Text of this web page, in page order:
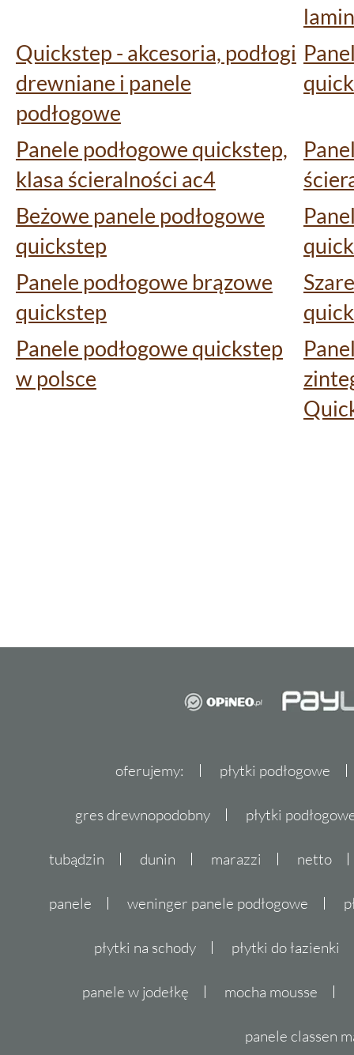
Quickstep - akcesoria, podłogi
drewniane i panele
podłogowe
Panele podłogowe quickstep,
klasa ścieralności ac4
Beżowe panele podłogowe
quickstep
Panele podłogowe brązowe
quickstep
Panele podłogowe quickstep
w polsce
oferujemy: płytki podłogowe
gres drewnopodobny płytki
tubądzin dunin marazzi netto
panele weninger panele podłogowe
płytki na schody płytki do łazienki
panele w jodełkę mocha mousse
panele classen